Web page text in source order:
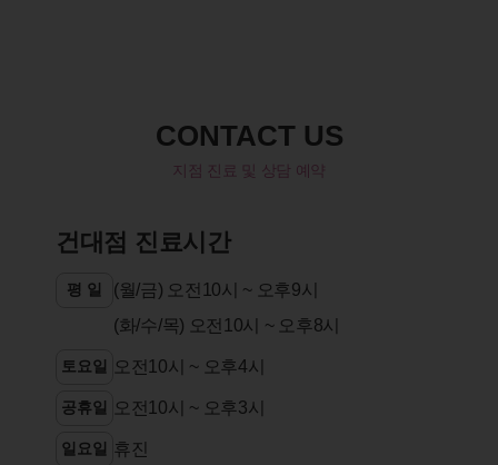
CONTACT US
지점 진료 및 상담 예약
건대점 진료시간
평 일
(월/금) 오전10시 ~ 오후9시
(화/수/목) 오전10시 ~ 오후8시
토요일 오전10시 ~ 오후4시
공휴일 오전10시 ~ 오후3시
일요일 휴진